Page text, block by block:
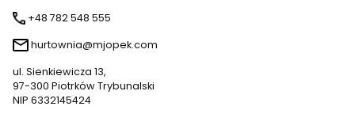
+48 782 548 555
hurtownia@mjopek.com
ul. Sienkiewicza 13,
97-300 Piotrków Trybunalski
NIP 6332145424